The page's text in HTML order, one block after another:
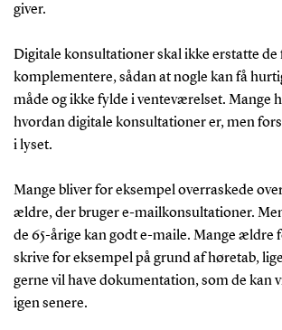
giver.
Digitale konsultationerskal ikke erstatte de
komplementere, sådan at nogle kan få
måde og ikke fylde i venteværelset. Mange
hvordandigitale konsultationerer, men
i lyset.
Mange bliverfor eksempeloverraskede
ældre, der bruger e-mailkonsultationer. M
de 65-årige kan godte-maile. Mange ældre
skrive for eksempel på grund af høretab,
gerne vilhave dokumentation,som de kan
igen senere.